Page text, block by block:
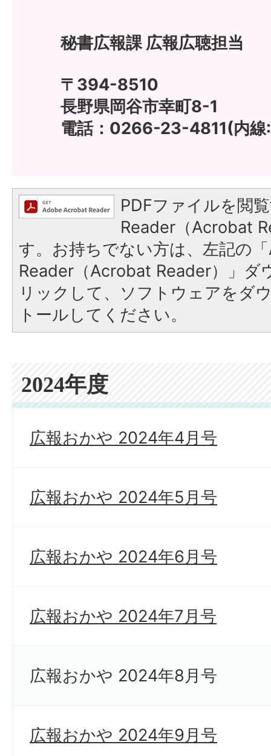
秘書広報課 広報広聴担当
〒394-8510
長野県岡谷市幸町8-1
電話：0266-23-4811(内
PDFファイルを閲
Reader（Acrobat
す。お持ちでない方は、左記の
Reader（Acrobat Reader）」ダ
リックして、ソフトウェアをダ
トールしてください。
2024年度
広報おかや 2024年4月号
広報おかや 2024年5月号
広報おかや 2024年6月号
広報おかや 2024年7月号
広報おかや 2024年8月号
広報おかや 2024年9月号